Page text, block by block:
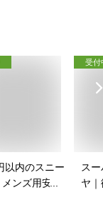
以内のスニー
ンズ用安い
受付
ス
ヤ